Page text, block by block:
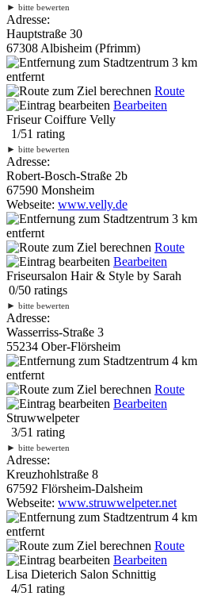
► bitte bewerten
Adresse:
Hauptstraße 30
67308 Albisheim (Pfrimm)
3 km
entfernt
Route
Bearbeiten
Friseur Coiffure Velly
1/51 rating
► bitte bewerten
Adresse:
Robert-Bosch-Straße 2b
67590 Monsheim
Webseite: www.velly.de
3 km
entfernt
Route
Bearbeiten
Friseursalon Hair & Style by Sarah
0/50 ratings
► bitte bewerten
Adresse:
Wasserriss-Straße 3
55234 Ober-Flörsheim
4 km
entfernt
Route
Bearbeiten
Struwwelpeter
3/51 rating
► bitte bewerten
Adresse:
Kreuzhohlstraße 8
67592 Flörsheim-Dalsheim
Webseite: www.struwwelpeter.net
4 km
entfernt
Route
Bearbeiten
Lisa Dieterich Salon Schnittig
4/51 rating